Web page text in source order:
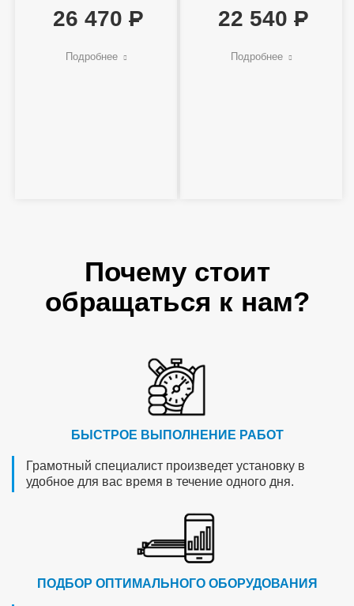
26 470
Подробнее
22 540
Подробнее
Почему стоит
обращаться к нам?
БЫСТРОЕ ВЫПОЛНЕНИЕ РАБОТ
Грамотный специалист произведет установку в
удобное для вас время в течение одного дня.
ПОДБОР ОПТИМАЛЬНОГО ОБОРУДОВАНИЯ